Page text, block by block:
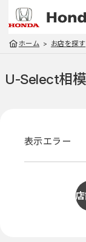
ホーム お店を探す
U-Select相
表示エラー